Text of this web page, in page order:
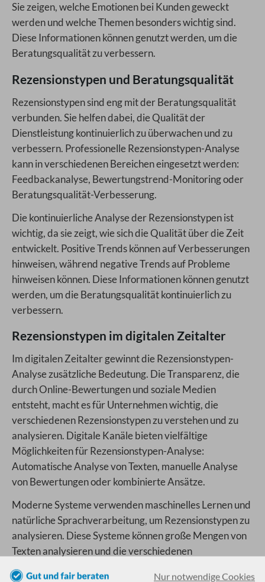
Sie zeigen, welche Emotionen bei Kunden geweckt
werden und welche Themen besonders wichtig sind.
Diese Informationen können genutzt werden, um die
Beratungsqualität zu verbessern.
Rezensionstypen und Beratungsqualität
Rezensionstypen sind eng mit der Beratungsqualität
verbunden. Sie helfen dabei, die Qualität der
Dienstleistung kontinuierlich zu überwachen und zu
verbessern. Professionelle Rezensionstypen-Analyse
kann in verschiedenen Bereichen eingesetzt werden:
Feedbackanalyse, Bewertungstrend-Monitoring oder
Beratungsqualität-Verbesserung.
Die kontinuierliche Analyse der Rezensionstypen ist
wichtig, da sie zeigt, wie sich die Qualität über die Zeit
entwickelt. Positive Trends können auf Verbesserungen
hinweisen, während negative Trends auf Probleme
hinweisen können. Diese Informationen können genutzt
werden, um die Beratungsqualität kontinuierlich zu
verbessern.
Rezensionstypen im digitalen Zeitalter
Im digitalen Zeitalter gewinnt die Rezensionstypen-
Analyse zusätzliche Bedeutung. Die Transparenz, die
durch Online-Bewertungen und soziale Medien
entsteht, macht es für Unternehmen wichtig, die
verschiedenen Rezensionstypen zu verstehen und zu
analysieren. Digitale Kanäle bieten vielfältige
Möglichkeiten für Rezensionstypen-Analyse:
Automatische Analyse von Texten, manuelle Analyse
von Bewertungen oder kombinierte Ansätze.
Moderne Systeme verwenden maschinelles Lernen und
natürliche Sprachverarbeitung, um Rezensionstypen zu
analysieren. Diese Systeme können große Mengen von
Texten analysieren und die verschiedenen
Rezensionstypen systematisch erfassen und bewerten.
Nur notwendige Cookies